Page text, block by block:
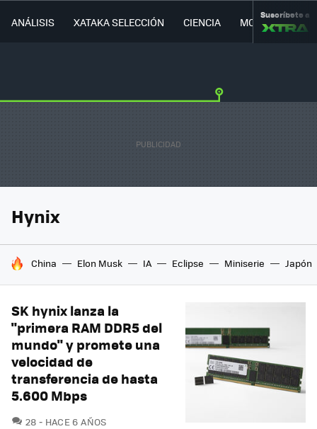
ANÁLISIS XATAKA SELECCIÓN CIENCIA MOVILIDAD
Suscríbete a
Hynix
HOY SE HABLA DE
China Elon Musk IA Eclipse Miniserie Japón
SK hynix lanza la
"primera RAM DDR5 del
mundo" y promete una
velocidad de
transferencia de hasta
5.600 Mbps
28 COMENTARIOS
HACE 6 AÑOS